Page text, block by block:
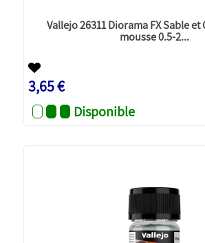
Vallejo 26311 Diorama FX Sable et
mousse 0.5-2...
3,65 €
Disponible